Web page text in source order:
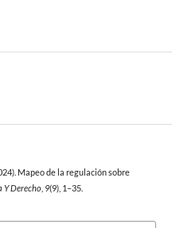
Mapeo de la regulación sobre
Y Derecho, 9(9), 1–35.